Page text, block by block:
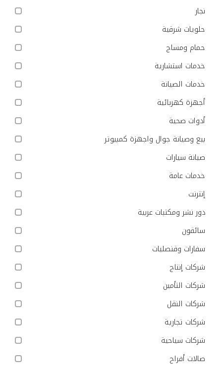
نجار
حلويات شرقية
حمام ومساج
خدمات استشارية
خدمات الصيانة
أجهزة كهربائية
أدوات صحية
بيع وصيانة جوال واجهزة كمبيوتر
صيانة سيارات
خدمات عامة
إنترنت
دور نشر ومكتبات عربية
سائقون
سفارات وقنصليات
شركات إنتاج
شركات التأمين
شركات النقل
شركات تجارية
شركات سياحية
صالات أفراح